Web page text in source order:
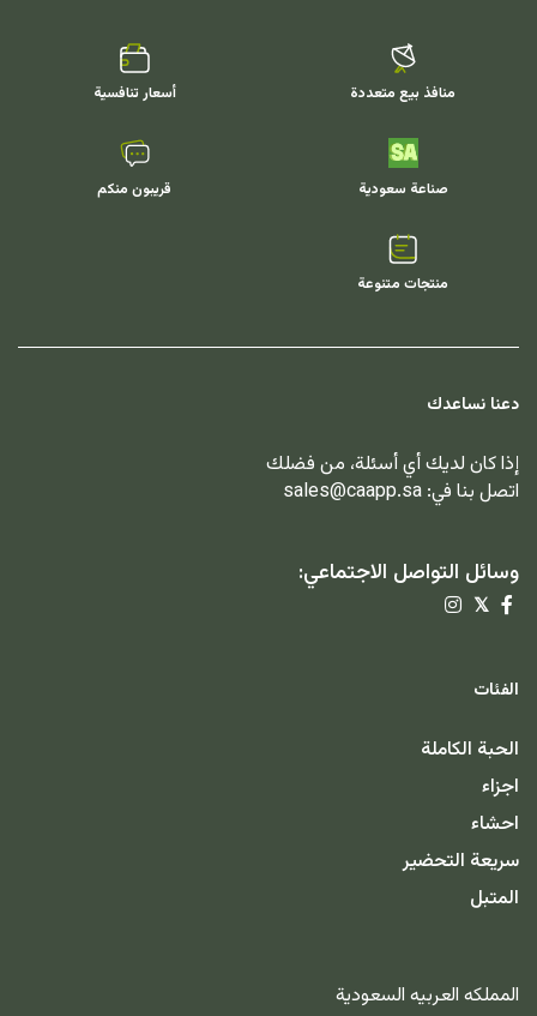
منافذ بيع متعددة أسعار تنافسية
صناعة سعودية قريبون منكم
منتجات متنوعة
دعنا نساعدك
إذا كان لديك أي أسئلة، من فضلك
اتصل بنا في: sales@caapp.sa
وسائل التواصل الاجتماعي:
𝕏
الفئات
الحبة الكاملة
اجزاء
احشاء
سريعة التحضير
المتبل
المملكه العربيه السعودية